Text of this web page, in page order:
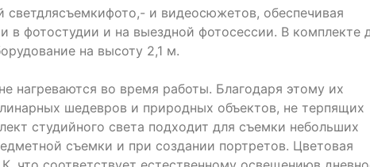
и видеосюжетов, обеспечивая
в фотостудии и на выездной фотосессии. В комплекте
на высоту 2,1 м.
нагреваются во время работы. Благодаря этому их
шедевров и природных объектов, не терпящих
студийного света подходит для съемки небольших
съемки и при создании портретов. Цветовая